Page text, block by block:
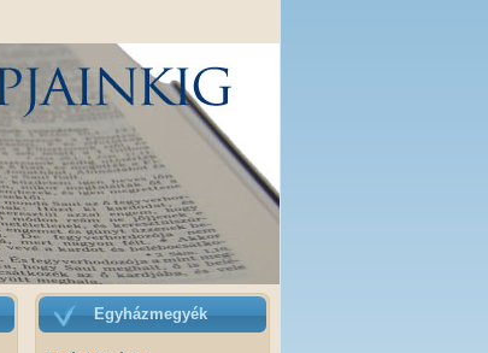
Egyházmegyék